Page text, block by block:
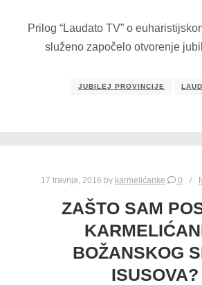
Prilog “Laudato TV” o
služeno započelo otvorenje
JUBILEJ PROVINCIJE
17 travnja, 2016 by karmelićanke 0
ZAŠTO SAM
BOŽANSKOG
ISUSOVA?